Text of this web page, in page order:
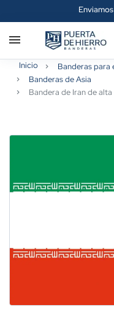
Inicio Banderas para
Banderas de Asia
Bandera de Iran de